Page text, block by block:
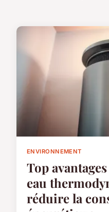
ENVIRONNEMENT
Top
eau
réduire la